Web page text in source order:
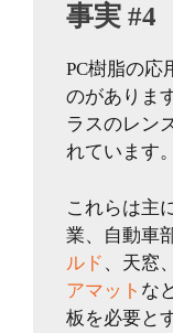
事実 #4
PC樹脂の応
のがありま
ラスのレン
れています。
これらは主
業、自動車
ルド 、天窓、
アマット な
板を必要と